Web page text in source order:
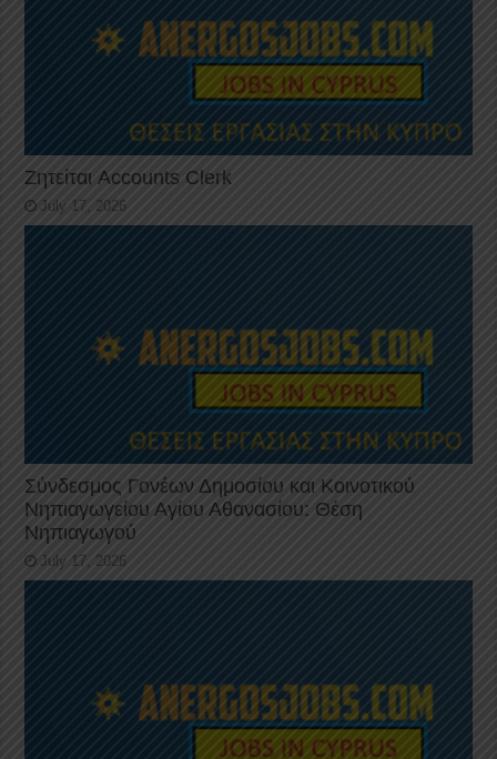
Ζητείται Accounts Clerk
July 17, 2026
Σύνδεσμος Γονέων Δημοσίου και Κοινοτικού
Νηπιαγωγείου Αγίου Αθανασίου: Θέση
Νηπιαγωγού
July 17, 2026